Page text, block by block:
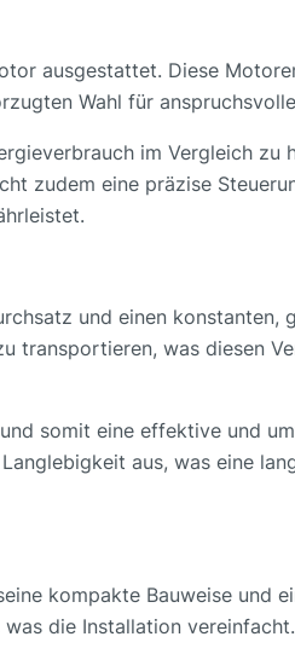
ausgestattet. Diese
Wahl für
im Vergleich zu
zudem eine präzise
und einen konstanten,
transportieren, was diesen
somit eine effektive und
aus, was eine
kompakte Bauweise und
die Installation vereinfacht.